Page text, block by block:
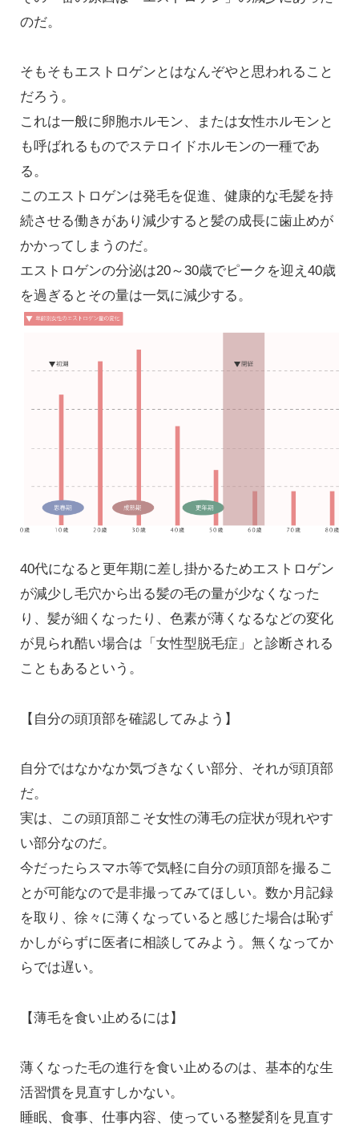
のだ。
そもそもエストロゲンとはなんぞやと思われること
だろう。
これは一般に卵胞ホルモン、または女性ホルモンと
も呼ばれるものでステロイドホルモンの一種であ
る。
このエストロゲンは発毛を促進、健康的な毛髪を持
続させる働きがあり減少すると髪の成長に歯止めが
かかってしまうのだ。
エストロゲンの分泌は20～30歳でピークを迎え40歳
を過ぎるとその量は一気に減少する。
40代になると更年期に差し掛かるためエストロゲン
が減少し毛穴から出る髪の毛の量が少なくなった
り、髪が細くなったり、色素が薄くなるなどの変化
が見られ酷い場合は「女性型脱毛症」と診断される
こともあるという。
【自分の頭頂部を確認してみよう】
自分ではなかなか気づきなくい部分、それが頭頂部
だ。
実は、この頭頂部こそ女性の薄毛の症状が現れやす
い部分なのだ。
今だったらスマホ等で気軽に自分の頭頂部を撮るこ
とが可能なので是非撮ってみてほしい。数か月記録
を取り、徐々に薄くなっていると感じた場合は恥ず
かしがらずに医者に相談してみよう。無くなってか
らでは遅い。
【薄毛を食い止めるには】
薄くなった毛の進行を食い止めるのは、基本的な生
活習慣を見直すしかない。
睡眠、食事、仕事内容、使っている整髪剤を見直す